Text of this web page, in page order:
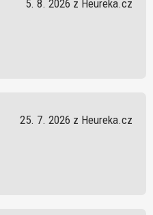
5. 8. 2026 z Heureka.cz
25. 7. 2026 z Heureka.cz